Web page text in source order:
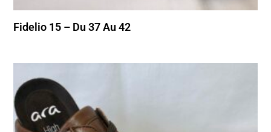
Fidelio 15 – Du 37 Au 42